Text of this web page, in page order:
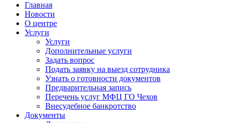
Главная
Новости
О центре
Услуги
Услуги
Дополнительные услуги
Задать вопрос
Подать заявку на выезд сотрудника
Узнать о готовности документов
Предварительная запись
Перечень услуг МФЦ ГО Чехов
Внесудебное банкротство
Документы